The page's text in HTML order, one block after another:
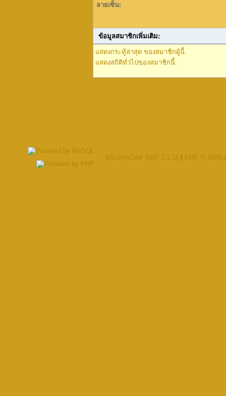
ลายเซ็น:
ข้อมูลสมาชิกเพิ่มเติม:
แสดงกระทู้ล่าสุด ของสมาชิกผู้นี้.
แสดงสถิติทั่วไปของสมาชิกนี้.
สนับสนุนโดย SMF 1.1.11 | SMF © 2006-